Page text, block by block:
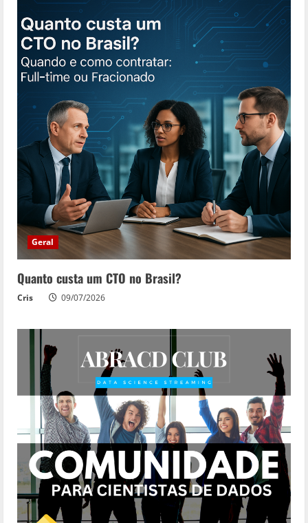
Geral
Quanto custa um CTO no Brasil?
Cris 09/07/2026